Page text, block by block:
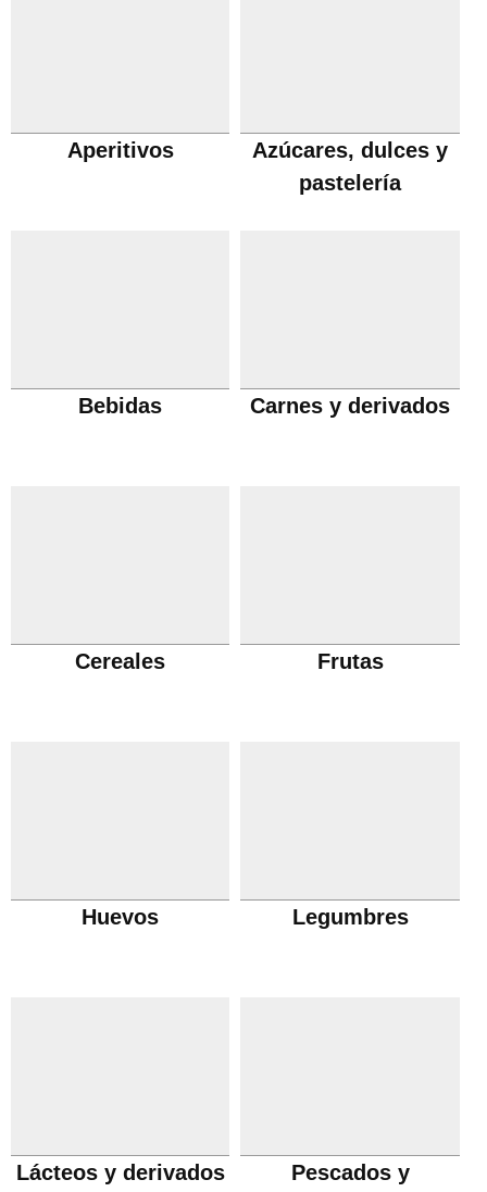
Aperitivos
Azúcares, dulces y
pastelería
Bebidas Carnes y derivados
Cereales Frutas
Huevos Legumbres
Lácteos y derivados
Pescados y